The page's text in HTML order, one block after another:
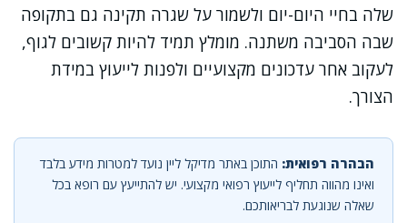
שלה בחיי היום-יום ולשמור על שגרה תקינה גם בתקופה
שבה הסביבה משתנה. מומלץ תמיד להיות קשובים לגוף,
לעקוב אחר עדכונים מקצועיים ולפנות לייעוץ במידת
הצורך.
הבהרה רפואית: התוכן באתר מדיקל ליין נועד למטרות מידע בלבד
ואינו מהווה תחליף לייעוץ רפואי מקצועי. יש להתייעץ עם רופא בכל
שאלה שנוגעת לבריאותכם.